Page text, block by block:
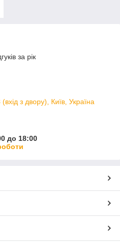
за рік
з двору), Київ, Україна
до 18:00